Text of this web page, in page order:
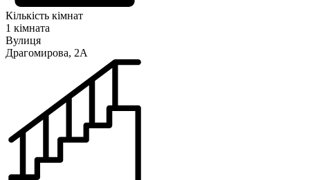
Кількість кімнат
1 кімната
Вулиця
Драгомирова, 2А